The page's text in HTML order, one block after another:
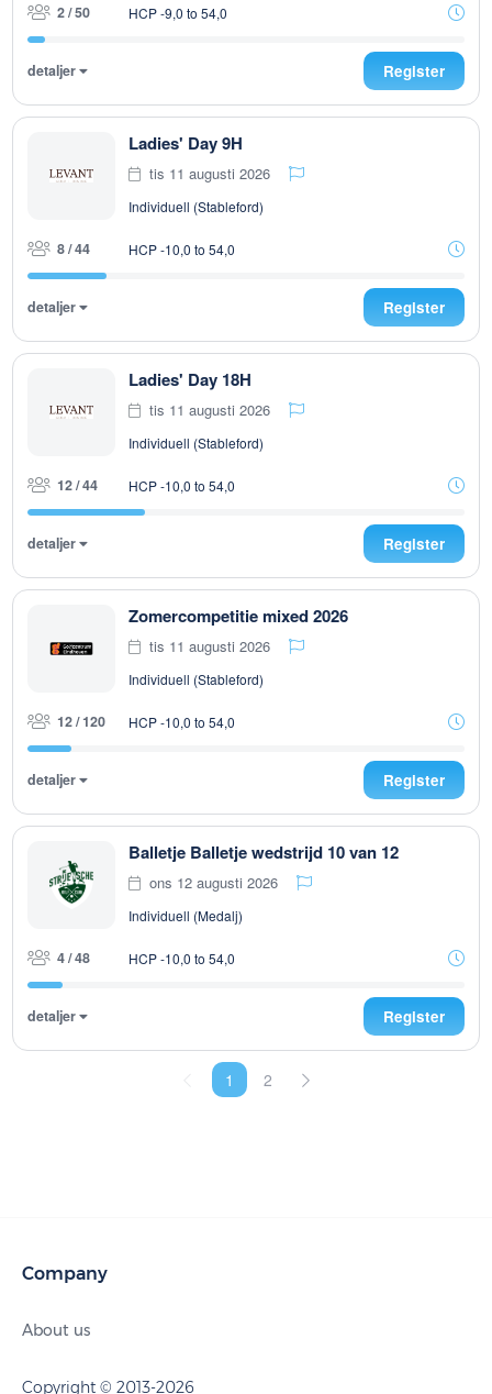
2 / 50 HCP -9,0 to 54,0
detaljer Register
Ladies' Day 9H
tis 11 augusti 2026
Individuell (Stableford)
8 / 44 HCP -10,0 to 54,0
detaljer Register
Ladies' Day 18H
tis 11 augusti 2026
Individuell (Stableford)
12 / 44 HCP -10,0 to 54,0
detaljer Register
Zomercompetitie mixed 2026
tis 11 augusti 2026
Individuell (Stableford)
12 / 120 HCP -10,0 to 54,0
detaljer Register
Balletje Balletje wedstrijd 10 van 12
ons 12 augusti 2026
Individuell (Medalj)
4 / 48 HCP -10,0 to 54,0
detaljer Register
1 2
Company
About us
Copyright © 2013-2026